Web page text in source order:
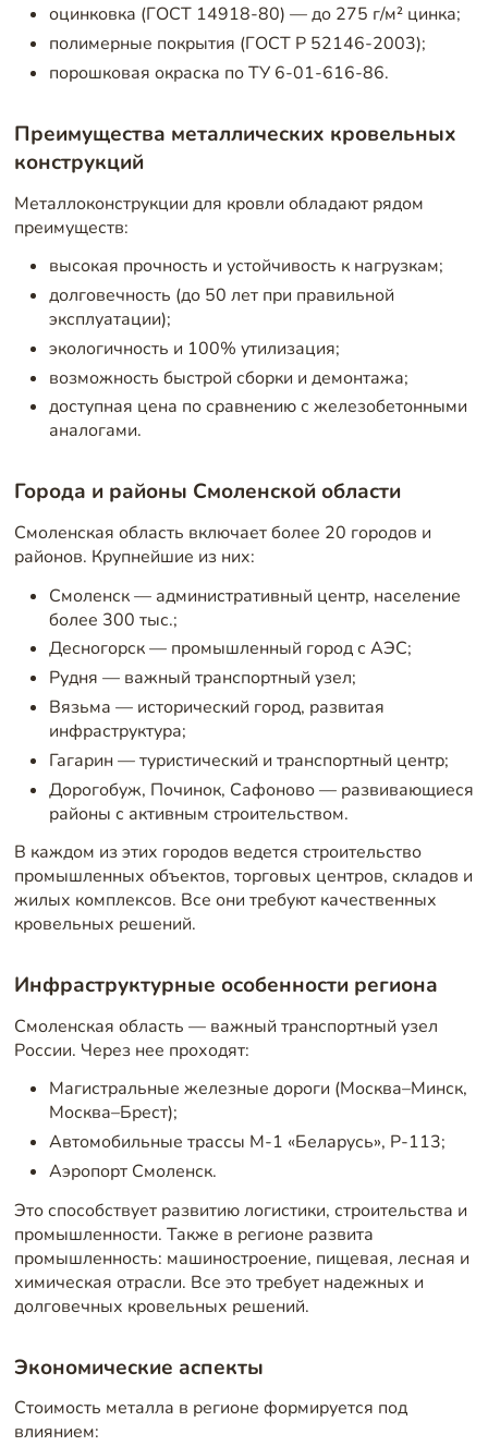
оцинковка (ГОСТ 14918-80) — до 275 г/м² цинка;
полимерные покрытия (ГОСТ Р 52146-2003);
порошковая окраска по ТУ 6-01-616-86.
Преимущества металлических кровельных
конструкций
Металлоконструкции для кровли обладают рядом
преимуществ:
высокая прочность и устойчивость к нагрузкам;
долговечность (до 50 лет при правильной
эксплуатации);
экологичность и 100% утилизация;
возможность быстрой сборки и демонтажа;
доступная цена по сравнению с железобетонными
аналогами.
Города и районы Смоленской области
Смоленская область включает более 20 городов и
районов. Крупнейшие из них:
Смоленск — административный центр, население
более 300 тыс.;
Десногорск — промышленный город с АЭС;
Рудня — важный транспортный узел;
Вязьма — исторический город, развитая
инфраструктура;
Гагарин — туристический и транспортный центр;
Дорогобуж, Починок, Сафоново — развивающиеся
районы с активным строительством.
В каждом из этих городов ведется строительство
промышленных объектов, торговых центров, складов и
жилых комплексов. Все они требуют качественных
кровельных решений.
Инфраструктурные особенности региона
Смоленская область — важный транспортный узел
России. Через нее проходят:
Магистральные железные дороги (Москва–Минск,
Москва–Брест);
Автомобильные трассы М-1 «Беларусь», Р-113;
Аэропорт Смоленск.
Это способствует развитию логистики, строительства и
промышленности. Также в регионе развита
промышленность: машиностроение, пищевая, лесная и
химическая отрасли. Все это требует надежных и
долговечных кровельных решений.
Экономические аспекты
Стоимость металла в регионе формируется под
влиянием: